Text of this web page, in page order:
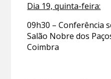
Dia 19, quinta-feira:
09h30 – Conferência
Salão Nobre dos
Coimbra